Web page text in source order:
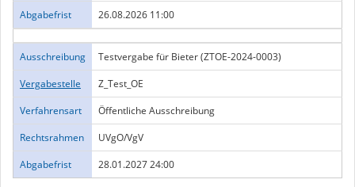
Abgabefrist
26.08.2026 11:00
Ausschreibung
Testvergabe für Bieter (ZTOE-2024-0003)
Vergabestelle
Z_Test_OE
Verfahrensart
Öffentliche Ausschreibung
Rechtsrahmen
UVgO/VgV
Abgabefrist
28.01.2027 24:00